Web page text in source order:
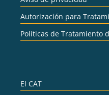
Autorización para
Políticas de Tratamiento
El CAT